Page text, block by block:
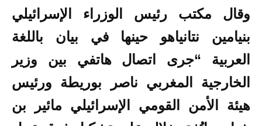
وقال مكتب رئيس الوزراء الإسرائيلي
بنيامين نتانياهو حينها في بيان باللغة
العربية “جرى اتصال هاتفي بين وزير
الخارجية المغربي ناصر بوريطة ورئيس
هيئة الأمن القومي الإسرائيلي مائير بن